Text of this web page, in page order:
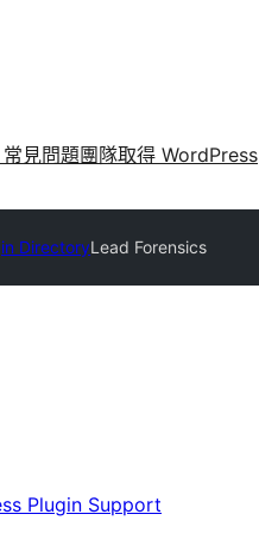
見問題團隊取得 WordPress
DirectoryLead Forensics
Plugin Support